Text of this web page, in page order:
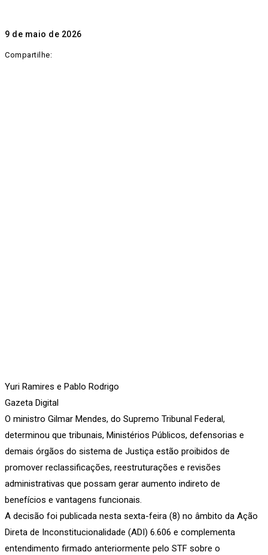
9 de maio de 2026
Compartilhe:
Yuri Ramires e Pablo Rodrigo
Gazeta Digital
O ministro Gilmar Mendes, do Supremo Tribunal Federal,
determinou que tribunais, Ministérios Públicos, defensorias e
demais órgãos do sistema de Justiça estão proibidos de
promover reclassificações, reestruturações e revisões
administrativas que possam gerar aumento indireto de
benefícios e vantagens funcionais.
A decisão foi publicada nesta sexta-feira (8) no âmbito da Ação
Direta de Inconstitucionalidade (ADI) 6.606 e complementa
entendimento firmado anteriormente pelo STF sobre o